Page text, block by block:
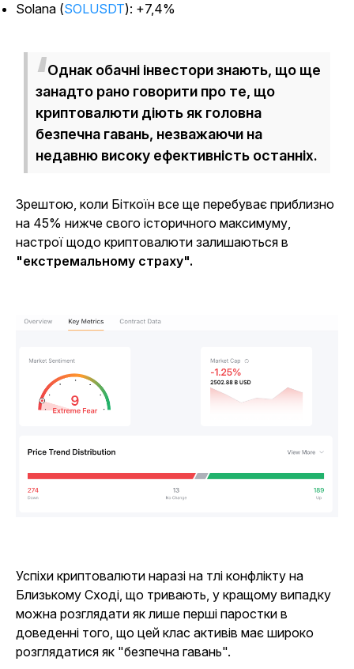
Solana (SOLUSDT): +7,4%
Однак обачні інвестори знають, що ще
занадто рано говорити про те, що
криптовалюти діють як головна
безпечна гавань, незважаючи на
недавню високу ефективність останніх.
Зрештою, коли Біткоїн все ще перебуває приблизно
на 45% нижче свого історичного максимуму,
настрої щодо криптовалюти залишаються в
"екстремальному страху".
Успіхи криптовалюти наразі на тлі конфлікту на
Близькому Сході, що тривають, у кращому випадку
можна розглядати як лише перші паростки в
доведенні того, що цей клас активів має широко
розглядатися як "безпечна гавань".